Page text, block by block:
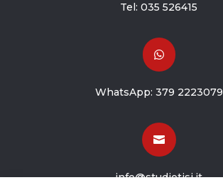
Tel:035 526415

WhatsApp: 379 2223079

info@studiotisi.it